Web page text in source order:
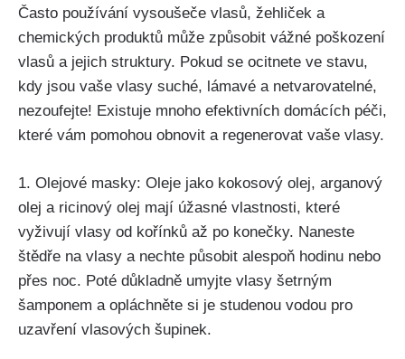
Často používání vysoušeče ‍vlasů, žehliček a
chemických produktů může způsobit​ vážné poškození⁢
vlasů a jejich struktury. Pokud se ⁤ocitnete​ ve ⁤stavu,
kdy jsou vaše vlasy‌ suché, lámavé a‌ netvarovatelné,​
nezoufejte! ⁤Existuje ‍mnoho efektivních domácích péči,
které vám pomohou obnovit a regenerovat vaše vlasy.
1. Olejové masky:​ Oleje ⁣jako ⁣kokosový olej, arganový
olej a ⁤ricinový olej‌ mají úžasné vlastnosti, které
⁤vyživují vlasy od kořínků až po konečky. ⁢Naneste
štědře na vlasy a nechte působit alespoň hodinu nebo
přes noc.⁣ Poté⁣ důkladně umyjte vlasy ‌šetrným‍
šamponem ⁣a opláchněte si je studenou ‌vodou⁤ pro
uzavření vlasových‍ šupinek.